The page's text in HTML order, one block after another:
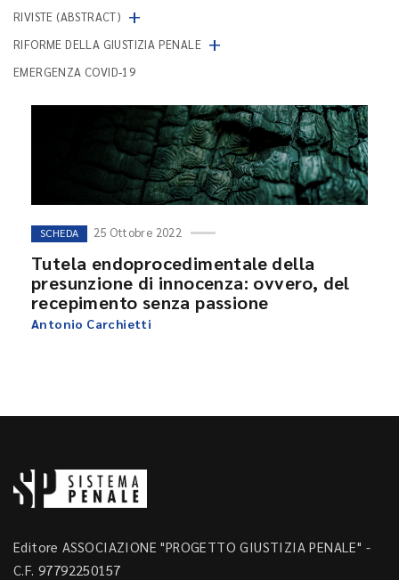
RIVISTE (ABSTRACT) +
RIFORME DELLA GIUSTIZIA PENALE +
EMERGENZA COVID-19
SCHEDA 25 Ottobre 2022
Tutela endoprocedimentale della
presunzione di innocenza: ovvero, del
recepimento senza passione
Antonio Carchietti
Editore ASSOCIAZIONE "PROGETTO GIUSTIZIA PENALE" -
C.F. 97792250157